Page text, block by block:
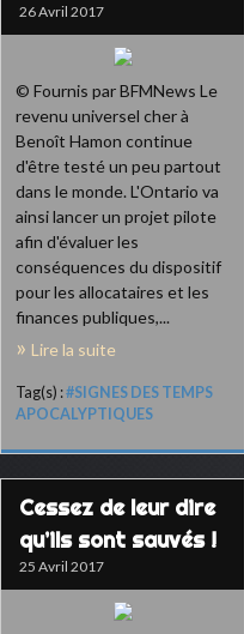
26 Avril 2017
© Fournis par BFMNews Le
revenu universel cher à
Benoît Hamon continue
d'être testé un peu partout
dans le monde. L'Ontario va
ainsi lancer un projet pilote
afin d'évaluer les
conséquences du dispositif
pour les allocataires et les
finances publiques,...
Lire la suite
Tag(s) :#SIGNES DES TEMPS
APOCALYPTIQUES
Cessez de leur dire
qu’ils sont sauvés !
25 Avril 2017